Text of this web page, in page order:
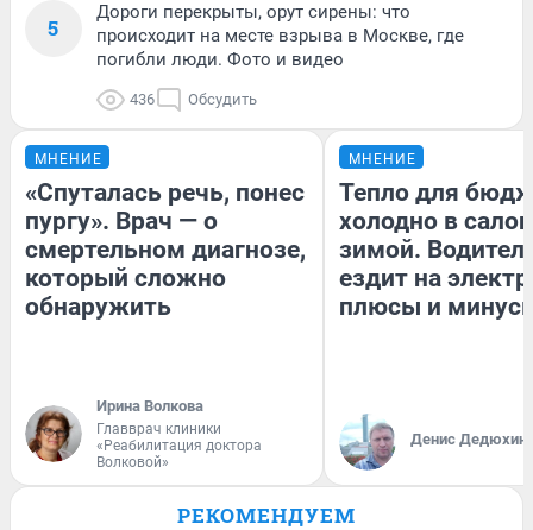
5
Дороги перекрыты, орут сирены: что
происходит на месте взрыва в Москве, где
погибли люди. Фото и видео
436 Обсудить
МНЕНИЕ
«Спуталась речь, понес
пургу». Врач — о
смертельном диагнозе,
который сложно
обнаружить
Ирина Волкова
Главврач клиники
«Реабилитация доктора
Волковой»
МНЕНИЕ
Тепло для
холодно в
зимой.
ездит на
плюсы и
Денис Дедюхин
РЕКОМЕНДУЕМ